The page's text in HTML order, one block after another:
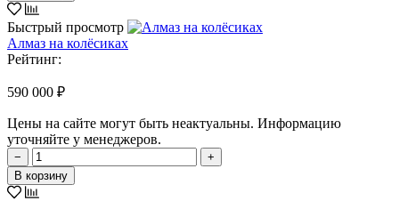
Быстрый просмотр
Алмаз на колёсиках
Рейтинг:
590 000 ₽
Цены на сайте могут быть неактуальны. Информацию
уточняйте у менеджеров.
−
+
В корзину